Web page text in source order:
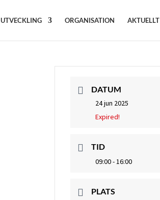
UTVECKLING ORGANISATION AKTUELLT
DATUM
24 jun 2025
Expired!
TID
09:00 - 16:00
PLATS